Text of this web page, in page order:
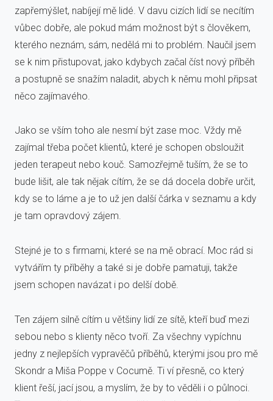
zapřemýšlet, nabíjejí mě lidé. V davu cizích lidí se necítím
vůbec dobře, ale pokud mám možnost být s člověkem,
kterého neznám, sám, nedělá mi to problém. Naučil jsem
se k nim přistupovat, jako kdybych začal číst nový příběh
a postupně se snažím naladit, abych k němu mohl připsat
něco zajímavého.
Jako se vším toho ale nesmí být zase moc. Vždy mě
zajímal třeba počet klientů, které je schopen obsloužit
jeden terapeut nebo kouč. Samozřejmě tuším, že se to
bude lišit, ale tak nějak cítím, že se dá docela dobře určit,
kdy se to láme a je to už jen další čárka v seznamu a kdy
je tam opravdový zájem.
Stejné je to s firmami, které se na mě obrací. Moc rád si
vytvářím ty příběhy a také si je dobře pamatuji, takže
jsem schopen navázat i po delší době.
Ten zájem silně cítím u většiny lidí ze sítě, kteří buď mezi
sebou nebo s klienty něco tvoří. Za všechny vypíchnu
jedny z nejlepších vypravěčů příběhů, kterými jsou pro mě
Skondr a Miša Poppe v Cocumě. Ti ví přesně, co který
klient řeší, jací jsou, a myslím, že by to věděli i o půlnoci.